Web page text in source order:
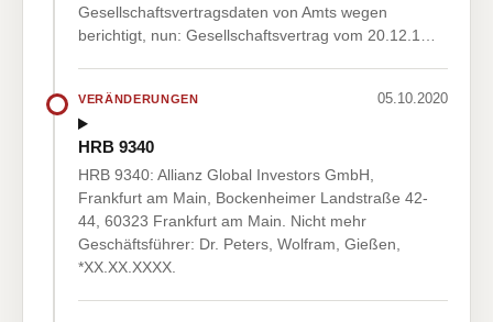
Gesellschaftsvertragsdaten von Amts wegen
berichtigt, nun: Gesellschaftsvertrag vom 20.12.1…
VERÄNDERUNGEN 05.10.2020
HRB 9340
HRB 9340: Allianz Global Investors GmbH,
Frankfurt am Main, Bockenheimer Landstraße 42-
44, 60323 Frankfurt am Main. Nicht mehr
Geschäftsführer: Dr. Peters, Wolfram, Gießen,
*XX.XX.XXXX.